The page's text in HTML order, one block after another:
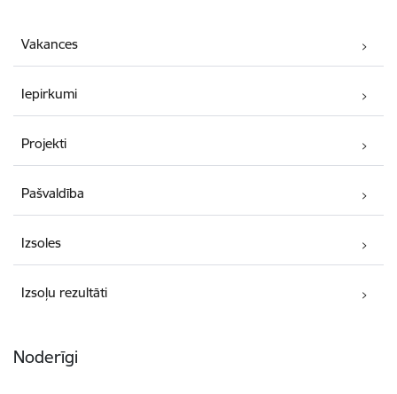
Vakances
Iepirkumi
Projekti
Pašvaldība
Izsoles
Izsoļu rezultāti
Noderīgi